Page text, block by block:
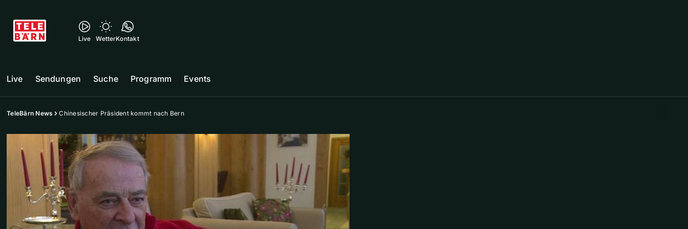
Live WetterKontakt
Live Sendungen Suche Programm Events
TeleBärn News Chinesischer Präsident kommt nach Bern